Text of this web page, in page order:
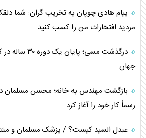
جنگ رمضان و معضل حضور نظامیان
تحلیل جامع پدیده تراستی‌ها
تأثیر جنگ ایران و آمریکا بر اقتصاد جهانی
اربعین، کابوس مشترک تل‌آویو-واشنگتن
پیام هادی چوپان به تخریب گران: شما
مردید افتخارات من را کسب کنید
درگذشت مسی؛
جهان
بازگشت مهندس به خانه؛ محسن مسلمان
رسماً کار خود را آغاز کرد
عبدل السید کیست؟ / پزشک مسلمان و